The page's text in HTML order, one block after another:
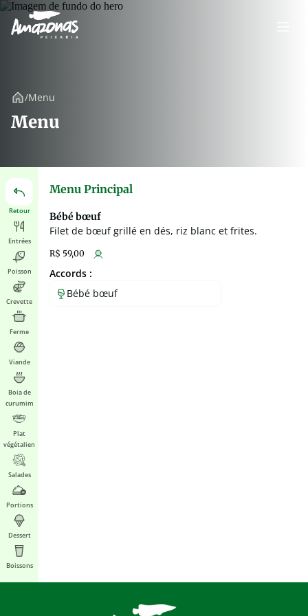
/Menu
Menu
Retour
Entrées
Poisson
Crevette
Ferme
Viande
Boia de
curumim
Plat
végétalien
Salades
Portions
Dessert
Boissons
Menu Principal
Bébé bœuf
Filet de bœuf grillé en dés, riz blanc et frites.
R$ 59,00
Accords :
Bébé bœuf